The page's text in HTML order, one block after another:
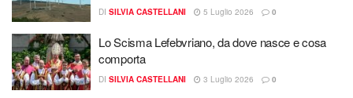
DI SILVIA CASTELLANI 5 Luglio 2026 0
​Lo Scisma Lefebvriano, da dove nasce e cosa
comporta
DI SILVIA CASTELLANI 3 Luglio 2026 0